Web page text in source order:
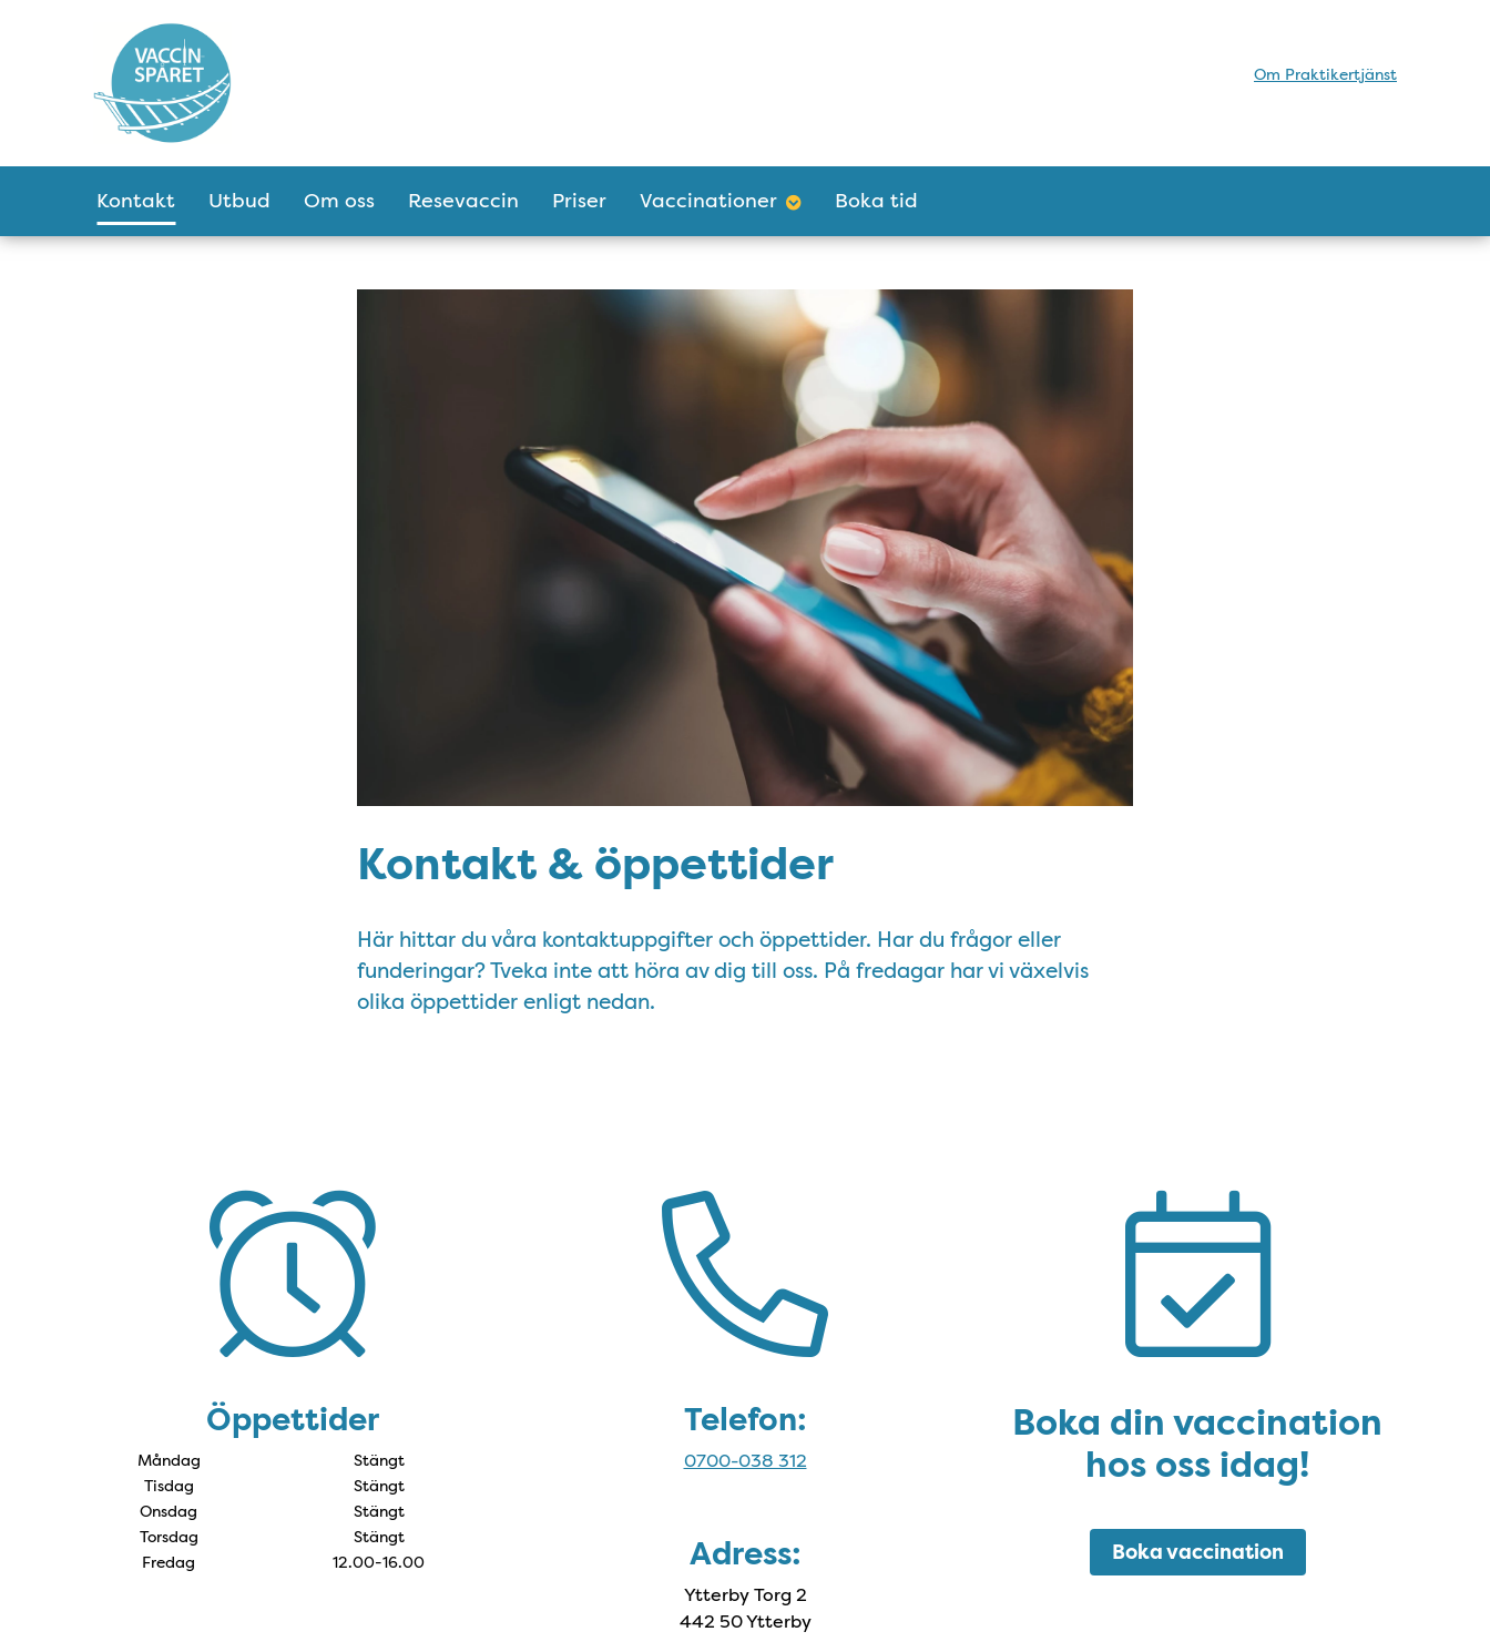
Tillgänglighetsmeny
Huvudmeny
Om Praktikertjänst
Kontakt Utbud Om oss Resevaccin Priser Vaccinationer Boka tid
Kontakt & öppettider
Här hittar du våra kontaktuppgifter och öppettider. Har du frågor eller
funderingar? Tveka inte att höra av dig till oss. På fredagar har vi växelvis
olika öppettider enligt nedan.
Öppettider
Måndag
Stängt
Tisdag
Stängt
Onsdag
Stängt
Torsdag
Stängt
Fredag
12.00-16.00
Telefon:
0700-038 312
Adress:
Ytterby Torg 2
442 50 Ytterby
Boka din vaccination
hos oss idag!
Boka vaccination